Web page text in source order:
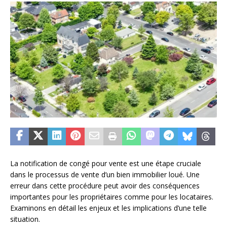
La notification de congé pour vente est une étape cruciale
dans le processus de vente d’un bien immobilier loué. Une
erreur dans cette procédure peut avoir des conséquences
importantes pour les propriétaires comme pour les locataires.
Examinons en détail les enjeux et les implications d’une telle
situation.